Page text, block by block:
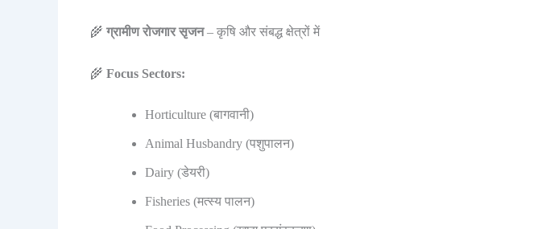
🌾 ग्रामीण रोजगार सृजन– कृषि और संबद्ध क्षेत्रों में
🌾 Focus Sectors:
Horticulture (बागवानी)
Animal Husbandry (पशुपालन)
Dairy (डेयरी)
Fisheries (मत्स्य पालन)